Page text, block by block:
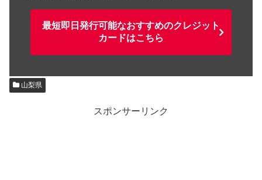
最短即日発行可能なおすすめのクレジット
カードはこちら
山梨県
スポンサーリンク